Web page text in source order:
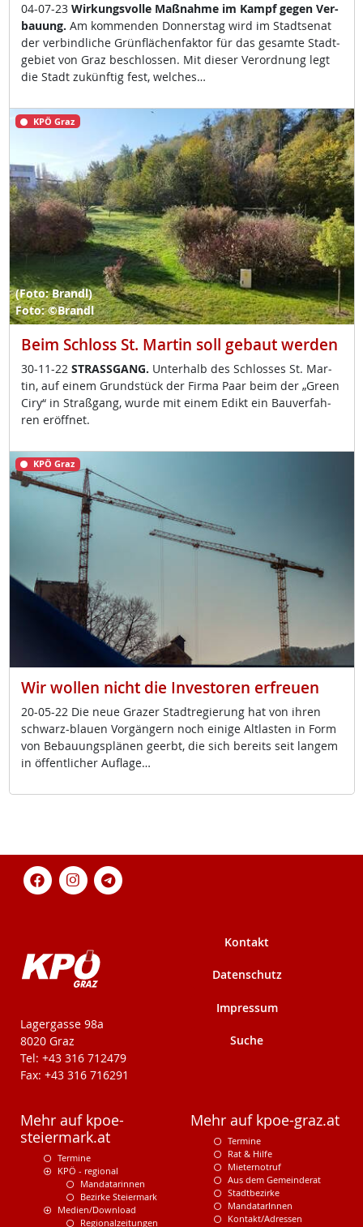
04-07-23 Wir­kungs­vol­le Maß­nah­me im Kampf ge­gen Ver­
bau­ung. Am kom­men­den Don­ners­tag wird im Stadt­se­nat
der ver­bind­li­che Grün­flächen­fak­tor für das ge­sam­te Stadt­
ge­biet von Graz be­sch­los­sen. Mit die­ser Ver­ord­nung legt
die Stadt zu­künf­tig fest, wel­ches…
KPÖ Graz
(Foto: Brandl)
Foto: ©Brandl
Beim Schloss St. Martin soll gebaut werden
30-11-22 STRASS­GANG. Un­ter­halb des Sch­los­ses St. Mar­
tin, auf ei­nem Grund­stück der Fir­ma Paar beim der „Gre­en
Ciry“ in Straß­gang, wur­de mit ei­nem Edikt ein Bau­ver­fah­
ren er­öff­net.
KPÖ Graz
Wir wollen nicht die Investoren erfreuen
20-05-22 Die neue Gra­zer Stadt­re­gie­rung hat von ih­ren
schwarz-blau­en Vor­gän­gern noch ei­ni­ge Alt­las­ten in Form
von Be­bau­ungs­plä­nen ge­erbt, die sich be­reits seit lan­gem
in öf­f­ent­li­cher Aufla­ge…
KPÖ-Steiermark
Lagergasse 98a
8020 Graz
Tel: +43 316 712479
Fax: +43 316 716291
Kontakt
Datenschutz
Impressum
Suche
Mehr auf kpoe-
steiermark.at
Termine
KPÖ - regional
Mandatarinnen
Bezirke Steiermark
Medien/Download
Regionalzeitungen
Mehr auf kpoe-graz.at
Termine
Rat & Hilfe
Mieternotruf
Aus dem Gemeinderat
Stadtbezirke
MandatarInnen
Kontakt/Adressen